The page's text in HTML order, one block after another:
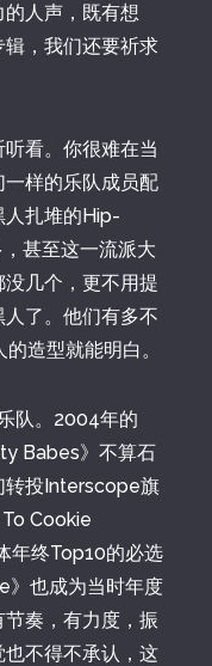
人声，既有想
，我们还要祈求
看。你很难在当
样的乐队成员配
人扎堆的Hip-
甚至这一流派大
几个，更不用提
了。他们有多不
造型就能明白。
队。2004年的
Babes》不算石
转投Interscope旗
Cookie
年终Top10的必选
》也成为当时年度
奏，有力度，振
不得不承认，这